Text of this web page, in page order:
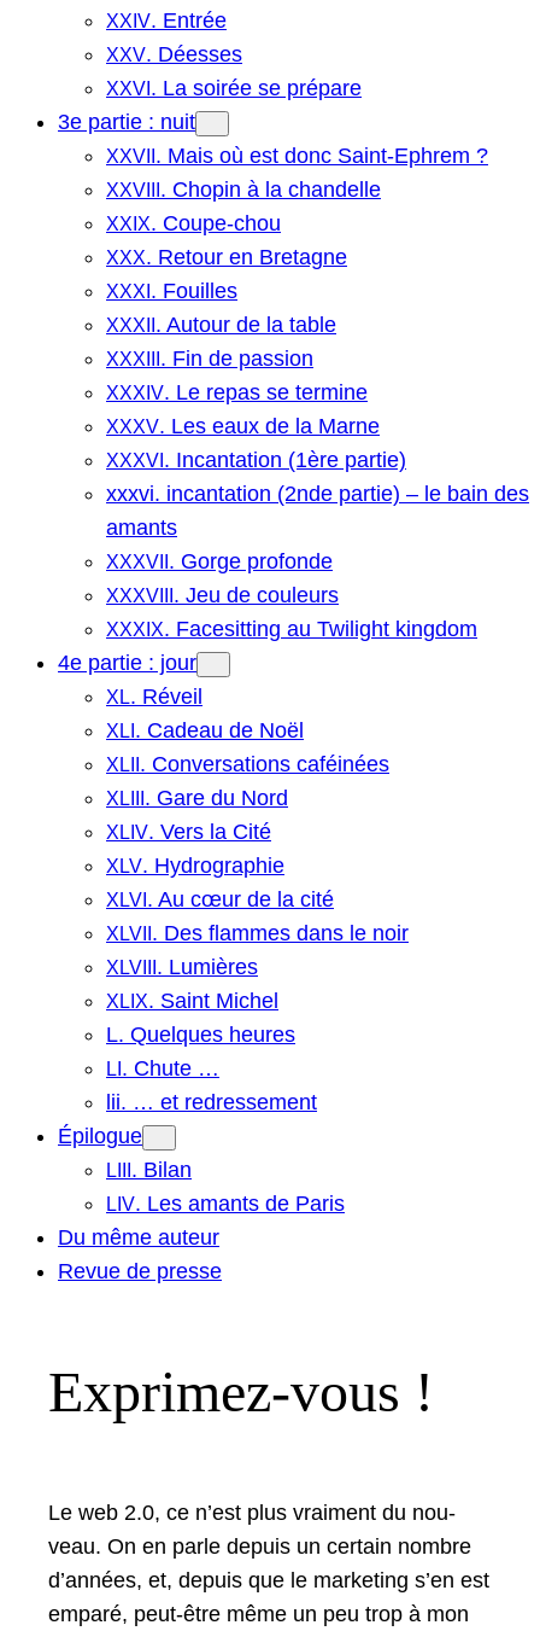
XXIV. Entrée
XXV. Déesses
XXVI. La soirée se prépare
3e partie : nuit
XXVII. Mais où est donc Saint-Ephrem ?
XXVIII. Chopin à la chandelle
XXIX. Coupe-chou
XXX. Retour en Bretagne
XXXI. Fouilles
XXXII. Autour de la table
XXXIII. Fin de passion
XXXIV. Le repas se termine
XXXV. Les eaux de la Marne
XXXVI. Incantation (1ère partie)
xxxvi. incantation (2nde partie) – le bain des
amants
XXXVII. Gorge profonde
XXXVIII. Jeu de couleurs
XXXIX. Facesitting au Twilight kingdom
4e partie : jour
XL . Réveil
XLI. Cadeau de Noël
XLII. Conversations caféinées
XLIII. Gare du Nord
XLIV. Vers la Cité
XLV. Hydrographie
XLVI. Au cœur de la cité
XLVII. Des flammes dans le noir
XLVIII. Lumières
XLIX. Saint Michel
L. Quelques heures
LI. Chute …
lii. … et redressement
Épilogue
LIII. Bilan
LIV. Les amants de Paris
Du même auteur
Revue de presse
Exprimez-vous !
Le web 2.0, ce n’est plus vrai­ment du nou­
veau. On en par­le depuis un cer­tain nom­bre
d’an­nées, et, depuis que le mar­ket­ing s’en est
emparé, peut-être même un peu trop à mon